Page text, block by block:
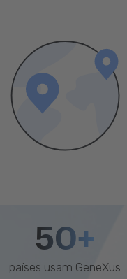
50+
países usam GeneXus